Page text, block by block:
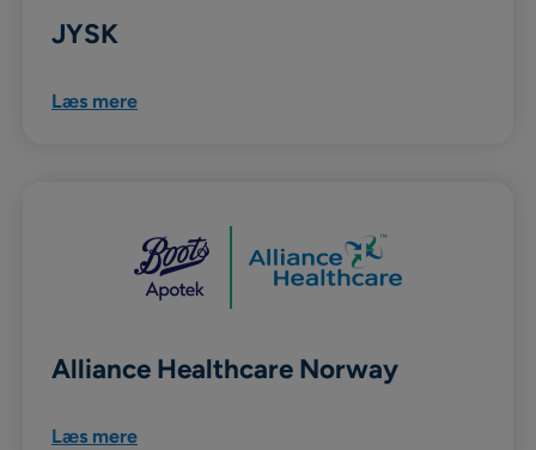
JYSK
Læs mere
Alliance Healthcare Norway
Læs mere